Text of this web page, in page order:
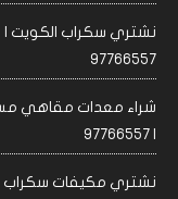
نشتري سكراب الكويت |
97766557
شراء معدات مقاهي
| 97766557
نشتري مكيفات سكراب